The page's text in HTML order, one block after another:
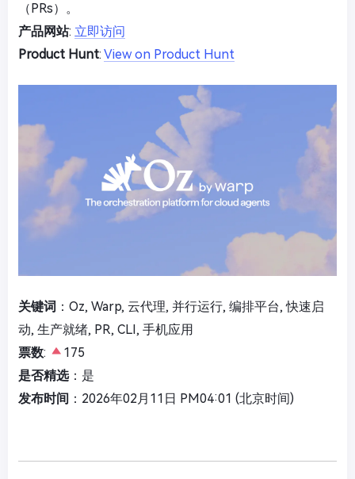
（PRs）。
产品网站: 立即访问
Product Hunt: View on Product Hunt
关键词 ：Oz, Warp, 云代理, 并行运行, 编排平台, 快速启
动, 生产就绪, PR, CLI, 手机应用
票数:
175
是否精选：是
发布时间 ：2026年02月11日 PM04:01 (北京时间)